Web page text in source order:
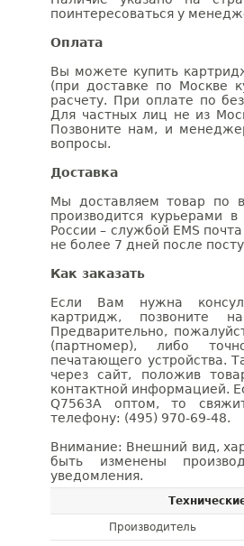
поинтересоваться у
Оплата
Вы можете купить
(при доставке по Москве
расчету. При оплате по
Для частных лиц не из
Позвоните нам, и
вопросы.
Доставка
Мы доставляем товар по
производится курьерами
России – службой EMS
не более 7 дней после
Как заказать
Если Вам нужна
картридж, позвоните
Предварительно,
(партномер), либо
печатающего устройства.
через сайт, положив
контактной информацией.
Q7563A оптом, то
телефону: (495) 970-69-48.
Внимание: Внешний вид,
быть изменены
уведомления.
Производитель